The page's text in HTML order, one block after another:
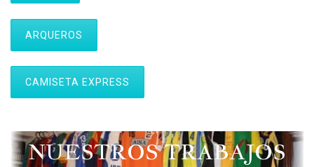
ARQUEROS
CAMISETA EXPRESS
NUESTROS TRABAJOS